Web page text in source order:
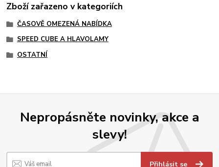
Zboží zařazeno v kategoriích
ČASOVĚ OMEZENÁ NABÍDKA
SPEED CUBE A HLAVOLAMY
OSTATNÍ
Nepropásněte novinky, akce a
slevy!
Přihlásit se